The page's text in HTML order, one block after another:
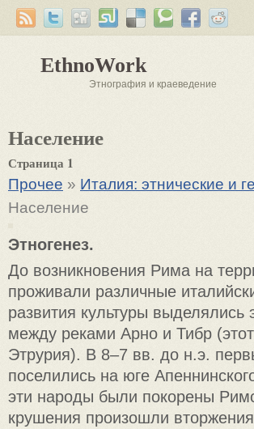
EthnoWork
Этнография и краеведение
Население
Страница 1
Прочее » Италия: этнические и
Население
Этногенез.
До возникновения Рима на
проживали различные
развития культуры
между реками Арно и Тибр
Этрурия). В 8–7 вв. до н.э.
поселились на юге
эти народы были покорены
крушения произошли